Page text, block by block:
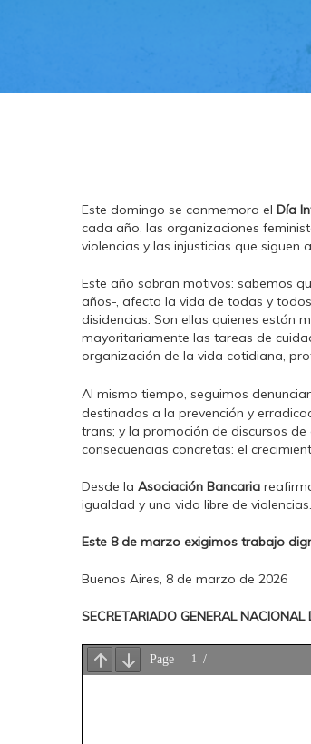
Este domingo se conmemora el Día
cada año, las organizaciones
violencias y las injusticias que siguen
Este año sobran motivos: sabemos
años-, afecta la vida de todas y
disidencias. Son ellas quienes están
mayoritariamente las tareas de
organización de la vida cotidiana,
Al mismo tiempo, seguimos
destinadas a la prevención y
trans; y la promoción de discursos
consecuencias concretas: el
Desde la Asociación Bancaria
igualdad y una vida libre de violencias.
Este 8 de marzo exigimos trabajo
Buenos Aires, 8 de marzo de 2026
SECRETARIADO GENERAL